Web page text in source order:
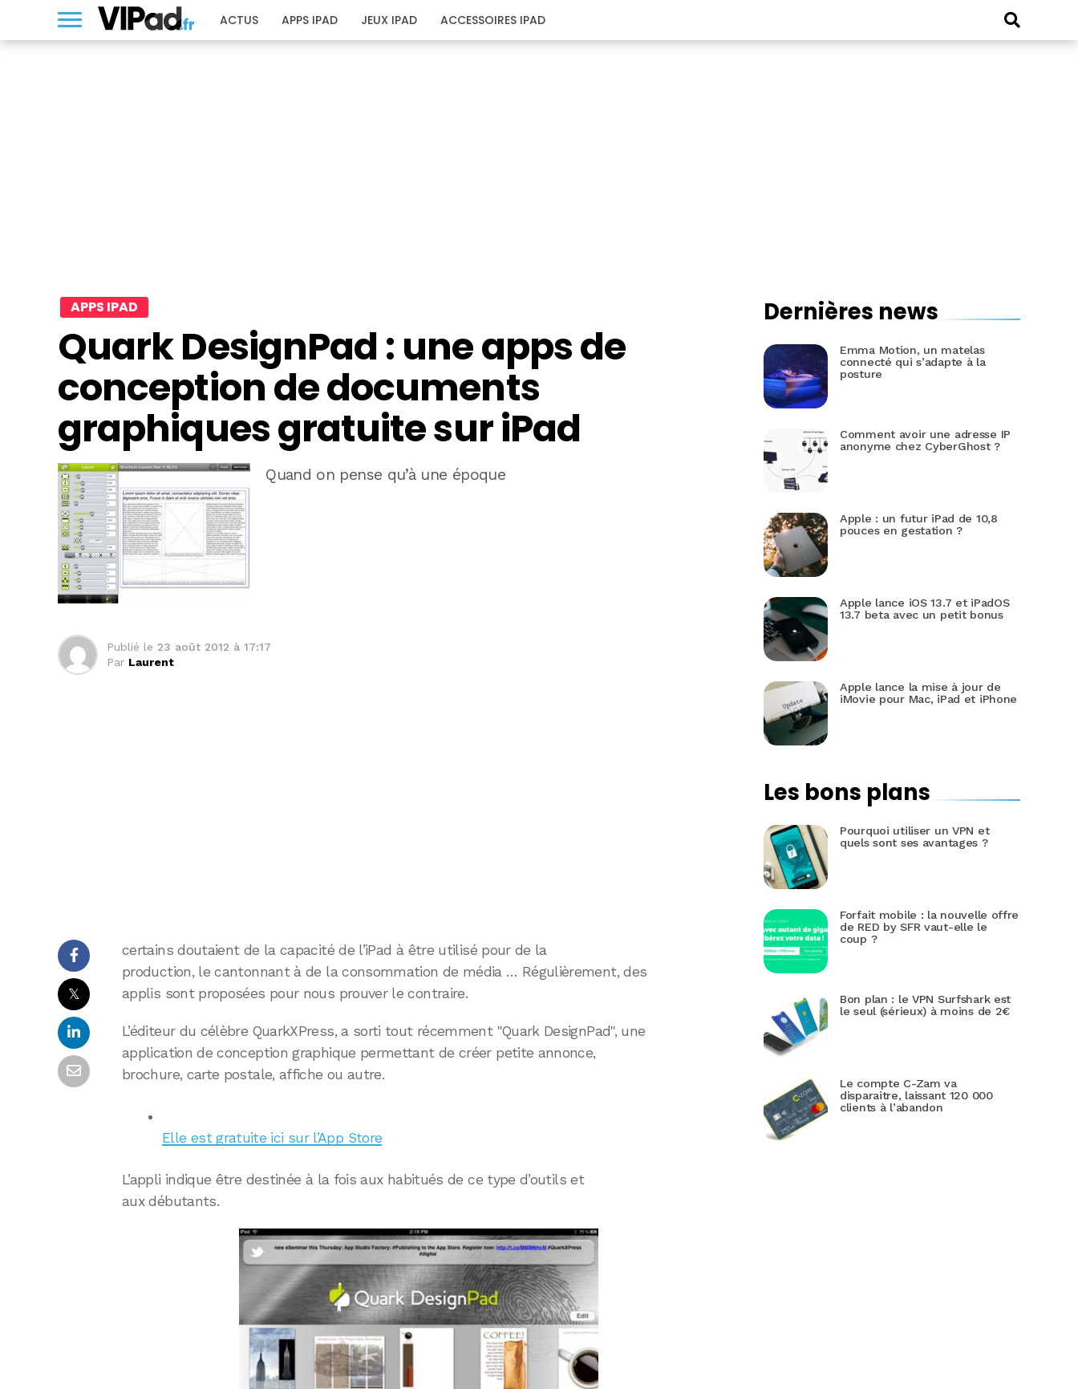
ACTUS APPS IPAD JEUX IPAD ACCESSOIRES IPAD
APPS IPAD
Quark DesignPad : une apps de
conception de documents
graphiques gratuite sur iPad
Quand on pense qu’à une époque
Publié le 23 août 2012 à 17:17
Par Laurent
𝕏
certains doutaient de la capacité de l’iPad à être utilisé pour de la
production, le cantonnant à de la consommation de média … Régulièrement, des
applis sont proposées pour nous prouver le contraire.
L’éditeur du célèbre QuarkXPress, a sorti tout récemment "Quark DesignPad", une
application de conception graphique permettant de créer petite annonce,
brochure, carte postale, affiche ou autre.
Elle est gratuite ici sur l’App Store
L’appli indique être destinée à la fois aux habitués de ce type d’outils et
aux débutants.
Dernières news
Emma Motion, un matelas
connecté qui s’adapte à la
posture
Comment avoir une adresse IP
anonyme chez CyberGhost ?
Apple : un futur iPad de 10,8
pouces en gestation ?
Apple lance iOS 13.7 et iPadOS
13.7 beta avec un petit bonus
Apple lance la mise à jour de
iMovie pour Mac, iPad et iPhone
Les bons plans
Pourquoi utiliser un VPN et
quels sont ses avantages ?
Forfait mobile : la nouvelle offre
de RED by SFR vaut-elle le
coup ?
Bon plan : le VPN Surfshark est
le seul (sérieux) à moins de 2€
Le compte C-Zam va
disparaitre, laissant 120 000
clients à l’abandon